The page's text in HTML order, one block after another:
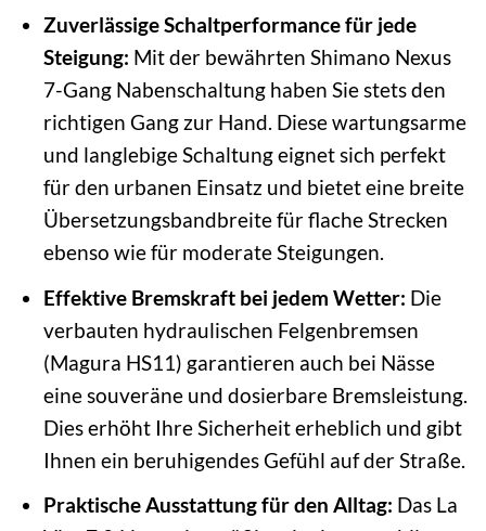
Zuverlässige Schaltperformance für jede
Steigung: Mit der bewährten Shimano Nexus
7-Gang Nabenschaltung haben Sie stets den
richtigen Gang zur Hand. Diese wartungsarme
und langlebige Schaltung eignet sich perfekt
für den urbanen Einsatz und bietet eine breite
Übersetzungsbandbreite für flache Strecken
ebenso wie für moderate Steigungen.
Effektive Bremskraft bei jedem Wetter: Die
verbauten hydraulischen Felgenbremsen
(Magura HS11) garantieren auch bei Nässe
eine souveräne und dosierbare Bremsleistung.
Dies erhöht Ihre Sicherheit erheblich und gibt
Ihnen ein beruhigendes Gefühl auf der Straße.
Praktische Ausstattung für den Alltag: Das La